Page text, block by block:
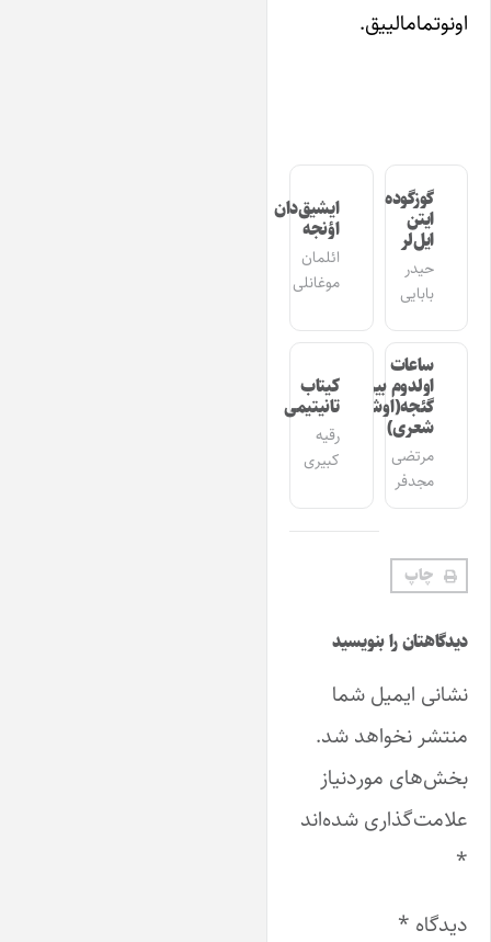
اونوتمامالییق.
گوزگوده
ایتن
ایل‌لر
حیدر
بابایی
ایشیق‌دان
اؤنجه
ائلمان
موغانلی
ساعات
اولدوم بیر
گئجه(اوشاق
شعری)
مرتضی
مجدفر
کیتاب
تانیتیمی
رقیه
کبیری
چاپ
دیدگاهتان را بنویسید
نشانی ایمیل شما
منتشر نخواهد شد.
بخش‌های موردنیاز
علامت‌گذاری شده‌اند
دیدگاه*